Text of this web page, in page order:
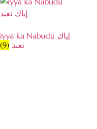
iyya ka Nabudu إياك
نعبد (9)